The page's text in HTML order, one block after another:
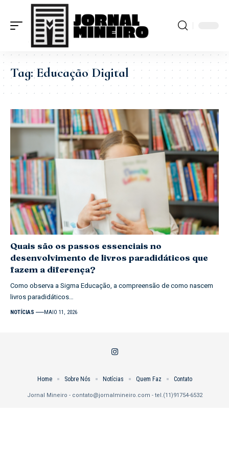
Tag:Educação Digital
Quais são os passos essenciais no
desenvolvimento de livros paradidáticos que
fazem a diferença?
Como observa a Sigma Educação, a compreensão de como nascem
livros paradidáticos…
NOTÍCIAS MAIO 11, 2026
Jornal Mineiro - contato@jornalmineiro.com - tel.(11)91754-6532
Home Sobre Nós Notícias Quem Faz Contato